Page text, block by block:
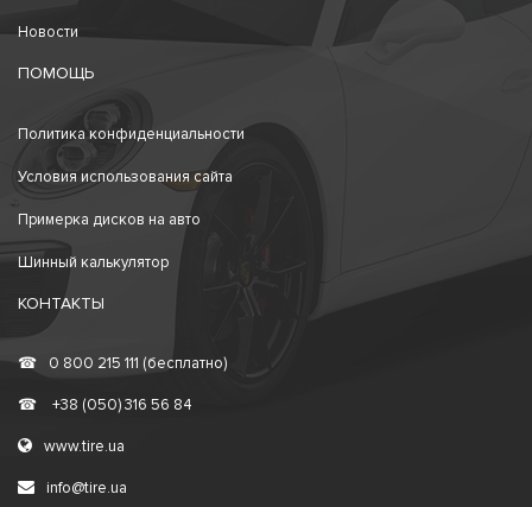
Новости
ПОМОЩЬ
Политика конфиденциальности
Условия использования сайта
Примерка дисков на авто
Шинный калькулятор
КОНТАКТЫ
☎ 0 800 215 111 (бесплатно)
☎ +38 (050) 316 56 84
www.tire.ua
info@tire.ua